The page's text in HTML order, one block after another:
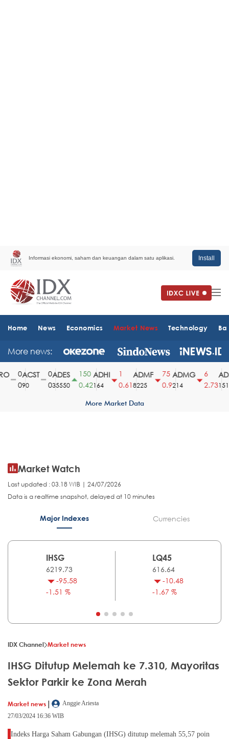
Informasi ekonomi, saham dan keuangan dalam satu aplikasi. Install
Home News Economics Market News Technology
More news:
ACST
90
ADES
35550
150
0.42
ADHI
164
0.61
ADMF
8225
75
0.9
ADMG
214
2.731510
More Market Data
Market Watch
Last updated : 03.18 WIB | 24/07/2026
Data is a realtime snapshot, delayed at 10 minutes
Major Indexes Currencies
IHSG
6219.73
-95.58
-1.51 %
LQ45
616.64
-10.48
-1.67 %
IDX Channel Market news
IHSG Ditutup Melemah ke 7.310, Mayoritas
Sektor Parkir ke Zona Merah
Market news |
Anggie Ariesta
27/03/2024 16:36 WIB
Indeks Harga Saham Gabungan (IHSG) ditutup melemah 55,57 poin